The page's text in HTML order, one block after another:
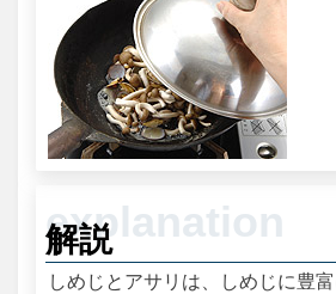
解説
しめじとアサリは、しめじに豊